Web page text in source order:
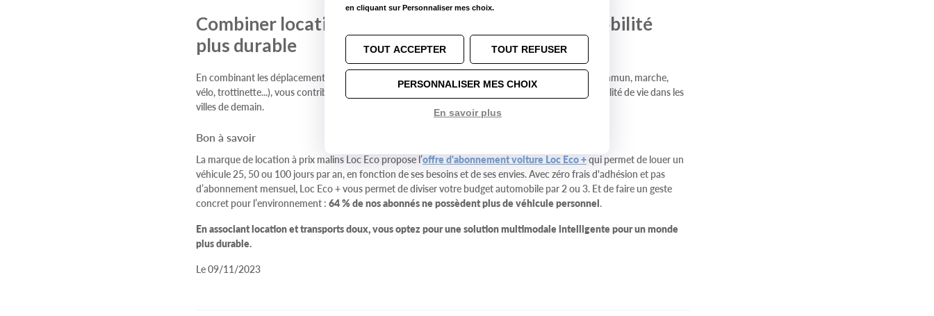
Combiner location et transports doux pour une mobilité
plus durable
En combinant les déplacements en véhicules de location et les mobilités douces (transports en commun, marche,
vélo, trottinette...), vous contribuez à l’évolution vers une mobilité plus durable et une meilleure qualité de vie dans les
villes de demain.
Bon à savoir
La marque de location à prix malins Loc Eco propose l’offre d'abonnement voiture Loc Eco +qui permet de louer un
véhicule 25, 50 ou 100 jours par an, en fonction de ses besoins et de ses envies. Avec zéro frais d'adhésion et pas
d’abonnement mensuel, Loc Eco + vous permet de diviser votre budget automobile par 2 ou 3. Et de faire un geste
concret pour l’environnement : 64 % de nos abonnés ne possèdent plus de véhicule personnel.
En associant location et transports doux, vous optez pour une solution multimodale intelligente pour un monde
plus durable.
Le 09/11/2023
en cliquant sur Personnaliser mes choix.
TOUT ACCEPTER TOUT REFUSER
PERSONNALISER MES CHOIX
En savoir plus